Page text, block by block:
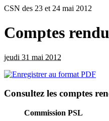
CSN des 23 et 24 mai 2012
Comptes
jeudi 31 mai 2012
Consultez les comptes
Commission PSL